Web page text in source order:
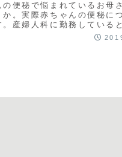
の便秘で悩まれているお母
か。実際赤ちゃんの便秘に
。産婦人科に勤務している
けるのです。産まれて間